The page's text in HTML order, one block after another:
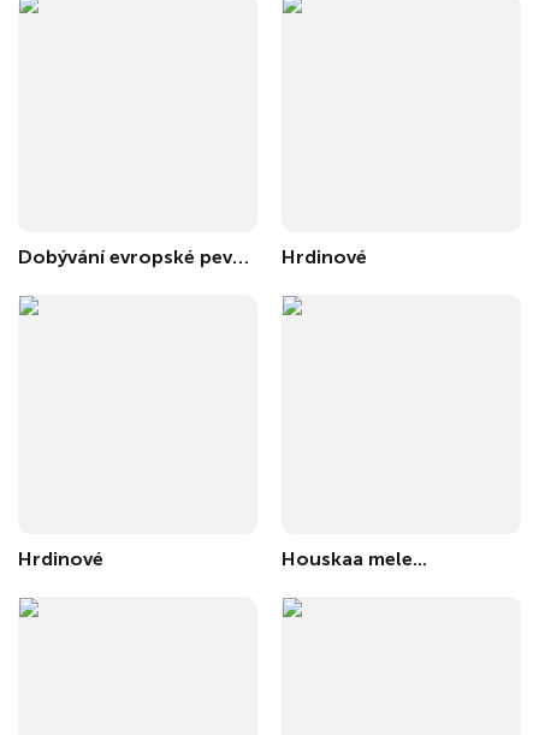
Dobývání evropské pevnosti Hrdinové
Hrdinové Houskaa mele...